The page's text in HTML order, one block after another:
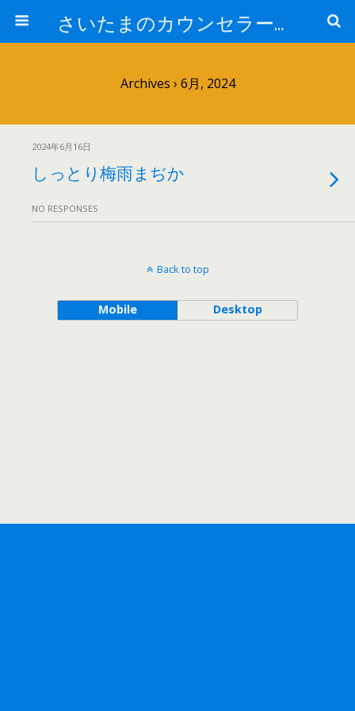
さいたまのカウンセラー日記
Archives › 6月, 2024
2024年6月16日
しっとり梅雨まぢか
NO RESPONSES
Back to top
Mobile Desktop